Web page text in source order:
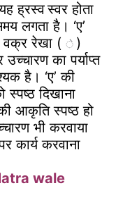
यह ह्रस्वस्वर होता
लगता है। ‘ए’
वक्र रेखा ( े )
का पर्याप्त
है। ‘ए’ की
स्पष्ठ दिखाना
आकृति स्पष्ठ हो
भी करवाया
कार्य करवाना
wale